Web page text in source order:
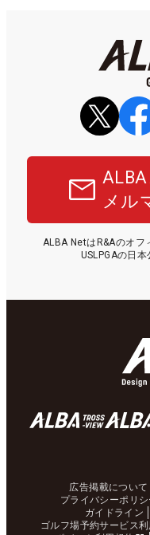
メル
ALBA NetはR&Aのオフ
USLPGAの日
広告掲載について
プライバシーポリシ
ガイドライン
ゴルフ場予約サービス